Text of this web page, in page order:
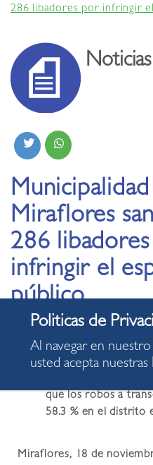
286 libadores por infringir
Noticias
Miraflores
286
infringir el
público
18.11.2025
que los robos a
58.3 % en el distrito
Miraflores, 18 de
Al navegar en
usted acepta nuestras